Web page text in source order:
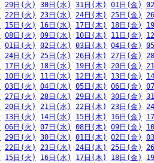
29日(火) 30日(水) 31日(木) 01日(金)
22日(火) 23日(水) 24日(木) 25日(金)
15日(火) 16日(水) 17日(木) 18日(金)
08日(火) 09日(水) 10日(木) 11日(金)
01日(火) 02日(水) 03日(木) 04日(金)
24日(火) 25日(水) 26日(木) 27日(金)
17日(火) 18日(水) 19日(木) 20日(金)
10日(火) 11日(水) 12日(木) 13日(金)
03日(火) 04日(水) 05日(木) 06日(金)
27日(火) 28日(水) 29日(木) 30日(金)
20日(火) 21日(水) 22日(木) 23日(金)
13日(火) 14日(水) 15日(木) 16日(金)
06日(火) 07日(水) 08日(木) 09日(金)
29日(火) 30日(水) 01日(木) 02日(金)
22日(火) 23日(水) 24日(木) 25日(金)
15日(火) 16日(水) 17日(木) 18日(金)